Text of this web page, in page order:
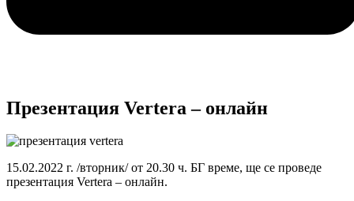
Презентация Vertera – онлайн
15.02.2022 г. /вторник/ от 20.30 ч. БГ време, ще се проведе
презентация Vertera – онлайн.